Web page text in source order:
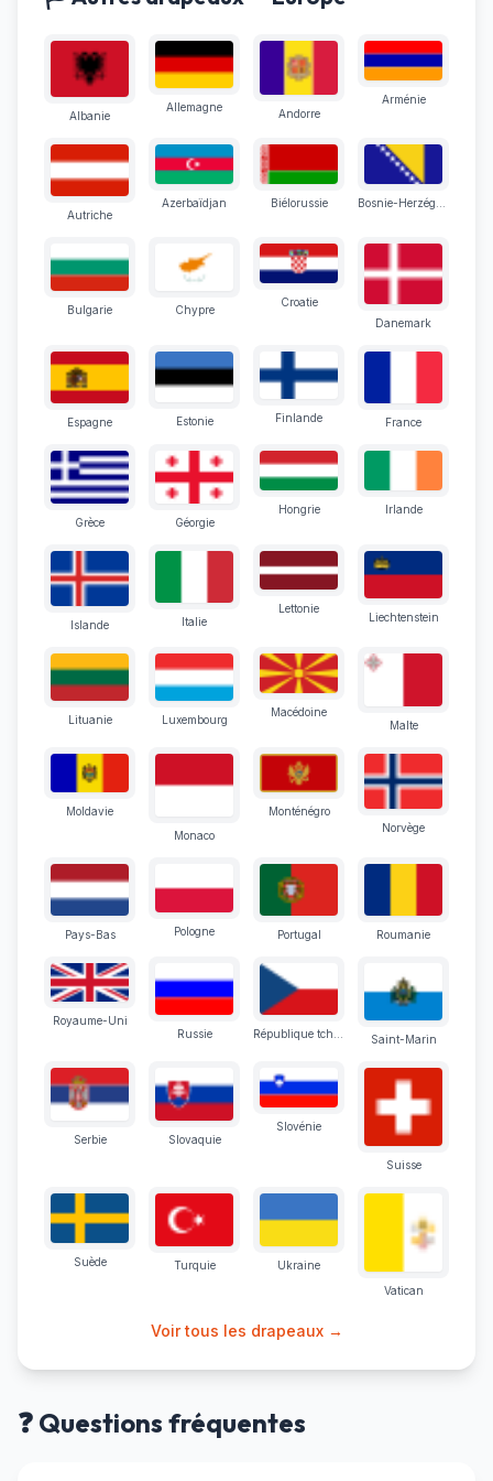
Albanie
Allemagne Andorre
Arménie
Autriche
Azerbaïdjan Biélorussie
Bulgarie Chypre
Croatie
Danemark
Espagne Estonie Finlande France
Grèce Géorgie
Hongrie Irlande
Islande Italie
Lettonie
Liechtenstein
Lituanie Luxembourg
Macédoine
Malte
Moldavie
Monaco
Monténégro
Norvège
Pays-Bas Pologne Portugal Roumanie
Royaume-Uni
Russie
Saint-Marin
Serbie Slovaquie
Slovénie
Suisse
Suède Turquie
Ukraine
Vatican
Voir tous les drapeaux →
❓ Questions fréquentes